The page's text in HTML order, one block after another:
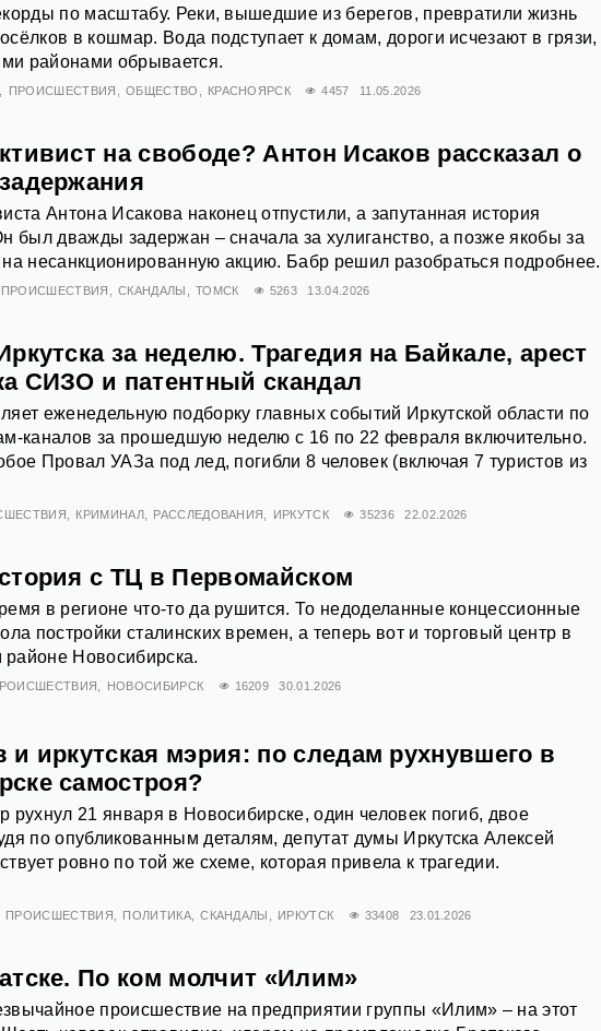
по масштабу. Реки, вышедшие из берегов, превратили жизнь
в кошмар. Вода подступает к домам, дороги исчезают в грязи,
районами обрывается.
ПРОИСШЕСТВИЯ ОБЩЕСТВО КРАСНОЯРСК 4457 11.05.2026
на свободе? Антон Исаков рассказал о
Антона Исакова наконец отпустили, а запутанная история
был дважды задержан – сначала за хулиганство, а позже якобы за
на несанкционированную акцию. Бабр решил разобраться подробнее.
ПРОИСШЕСТВИЯ СКАНДАЛЫ ТОМСК 5263 13.04.2026
за неделю. Трагедия на Байкале, арест
СИЗО и патентный скандал
еженедельную подборку главных событий Иркутской области по
каналов за прошедшую неделю с 16 по 22 февраля включительно.
Провал УАЗа под лед, погибли 8 человек (включая 7 туристов из
КРИМИНАЛ РАССЛЕДОВАНИЯ ИРКУТСК 35236 22.02.2026
с ТЦ в Первомайском
в регионе что-то да рушится. То недоделанные концессионные
постройки сталинских времен, а теперь вот и торговый центр в
Новосибирска.
НОВОСИБИРСК 16209 30.01.2026
и иркутская мэрия: по следам рухнувшего в
самостроя?
рухнул 21 января в Новосибирске, один человек погиб, двое
по опубликованным деталям, депутат думы Иркутска Алексей
ровно по той же схеме, которая привела к трагедии.
ПРОИСШЕСТВИЯ ПОЛИТИКА СКАНДАЛЫ ИРКУТСК 33408 23.01.2026
По ком молчит «Илим»
происшествие на предприятии группы «Илим» – на этот